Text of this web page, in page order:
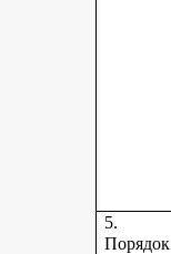
5.
Порядок